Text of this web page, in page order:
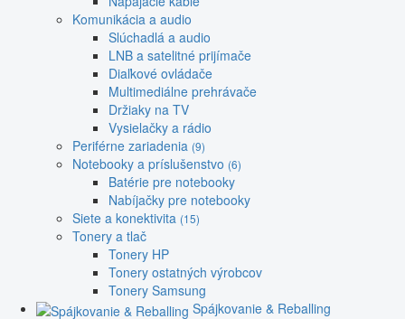
Komunikácia a audio
Slúchadlá a audio
LNB a satelitné prijímače
Diaľkové ovládače
Multimediálne prehrávače
Držiaky na TV
Vysielačky a rádio
Periférne zariadenia (9)
Notebooky a príslušenstvo (6)
Batérie pre notebooky
Nabíjačky pre notebooky
Siete a konektivita (15)
Tonery a tlač
Tonery HP
Tonery ostatných výrobcov
Tonery Samsung
Spájkovanie & Reballing